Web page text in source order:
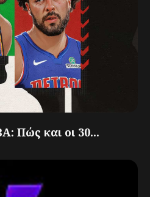
Πώς και οι 30...